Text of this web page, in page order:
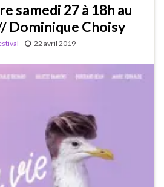
samedi 27 à 18h au
Dominique Choisy
22 avril 2019